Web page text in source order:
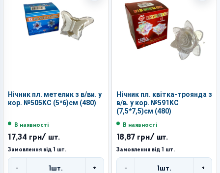
Нічник пл. метелик з в/ви. у
кор. №505KC (5*6)см (480)
В наявності
17,34 грн/ шт.
Замовлення від 1 шт.
- 1 шт. +
Нічник пл. квітка-троянда з
в/в. у кор. №591KC
(7,5*7,5)см (480)
В наявності
18,87 грн/ шт.
Замовлення від 1 шт.
- 1 шт. +